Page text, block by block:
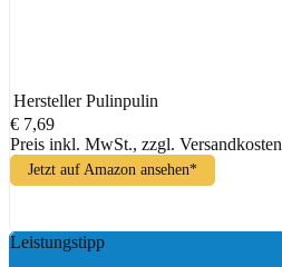
Hersteller Pulinpulin
€ 7,69
Preis inkl. MwSt., zzgl. Versandkosten
Jetzt auf Amazon ansehen*
Leistungstipp